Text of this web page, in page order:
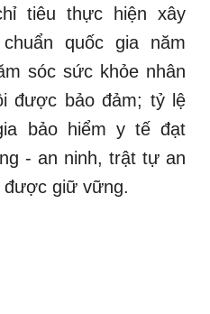
tiêu thực hiện xây
quốc gia năm
sóc sức khỏe nhân
được bảo đảm; tỷ lệ
bảo hiểm y tế đạt
- an ninh, trật tự an
được giữ vững.